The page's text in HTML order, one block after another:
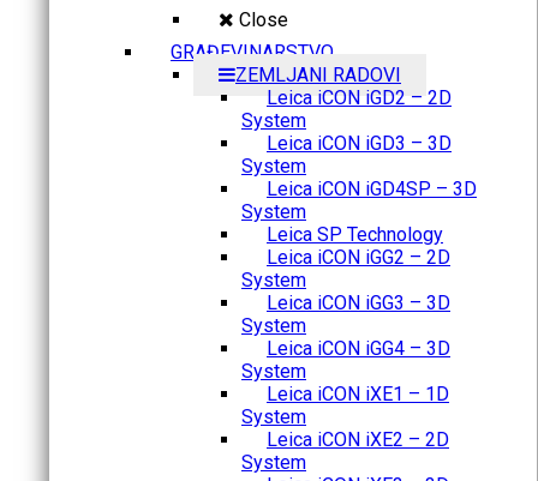
Close
GRAĐEVINARSTVO
ZEMLJANI RADOVI
Leica iCON iGD2 – 2D
System
Leica iCON iGD3 – 3D
System
Leica iCON iGD4SP – 3D
System
Leica SP Technology
Leica iCON iGG2 – 2D
System
Leica iCON iGG3 – 3D
System
Leica iCON iGG4 – 3D
System
Leica iCON iXE1 – 1D
System
Leica iCON iXE2 – 2D
System